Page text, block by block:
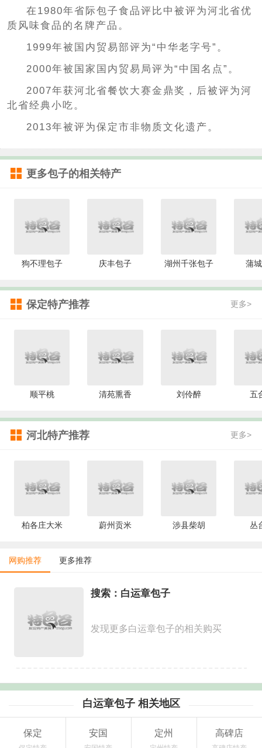
在1980年省际包子食品评比中被评为河北省优
质风味食品的名牌产品。
1999年被国内贸易部评为“中华老字号”。
2000年被国家国内贸易局评为“中国名点”。
2007年获河北省餐饮大赛金鼎奖，后被评为河
北省经典小吃。
2013年被评为保定市非物质文化遗产。
更多包子的相关特产
狗不理包子 庆丰包子 湖州千张包子 蒲
保定特产推荐 更多>
顺平桃 清苑熏香 刘伶醉 五
河北特产推荐 更多>
柏各庄大米 蔚州贡米 涉县柴胡 丛
网购推荐 更多推荐
搜索：白运章包子
发现更多白运章包子的相关购买
白运章包子 相关地区
保定 安国 定州 高碑店